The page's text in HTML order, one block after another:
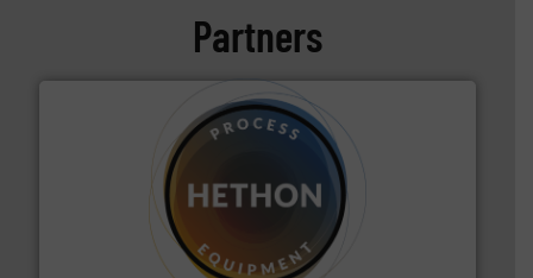
Partners
HETHON is wereldwijd specialist in poeder- en
vloeistofdosering, met name bij lastig te verwerken
Meer info ➜